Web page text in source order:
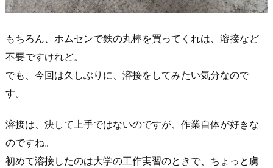
もちろん、ホムセンで鉄の丸棒を買ってくれは、溶接など
不要ですけれど。
でも、今回は久しぶりに、溶接をしてみたい気分なので
す。
溶接は、決して上手ではないのですが、作業自体が好きな
のですね。
初めて溶接したのは大学の工作実習のときで、ちょっと虜